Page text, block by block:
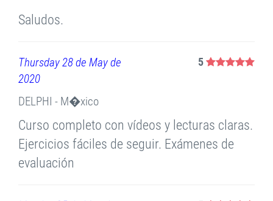
Saludos.
Thursday 28 de May de
2020
DELPHI - M�xico
5
Curso completo con vídeos y lecturas claras.
Ejercicios fáciles de seguir. Exámenes de
evaluación